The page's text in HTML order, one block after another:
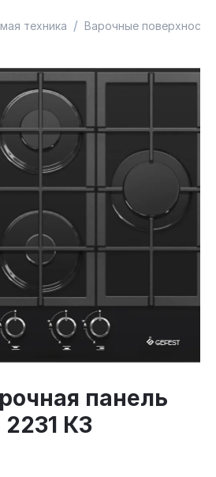
техника / Варочные поверхности
панель
К3